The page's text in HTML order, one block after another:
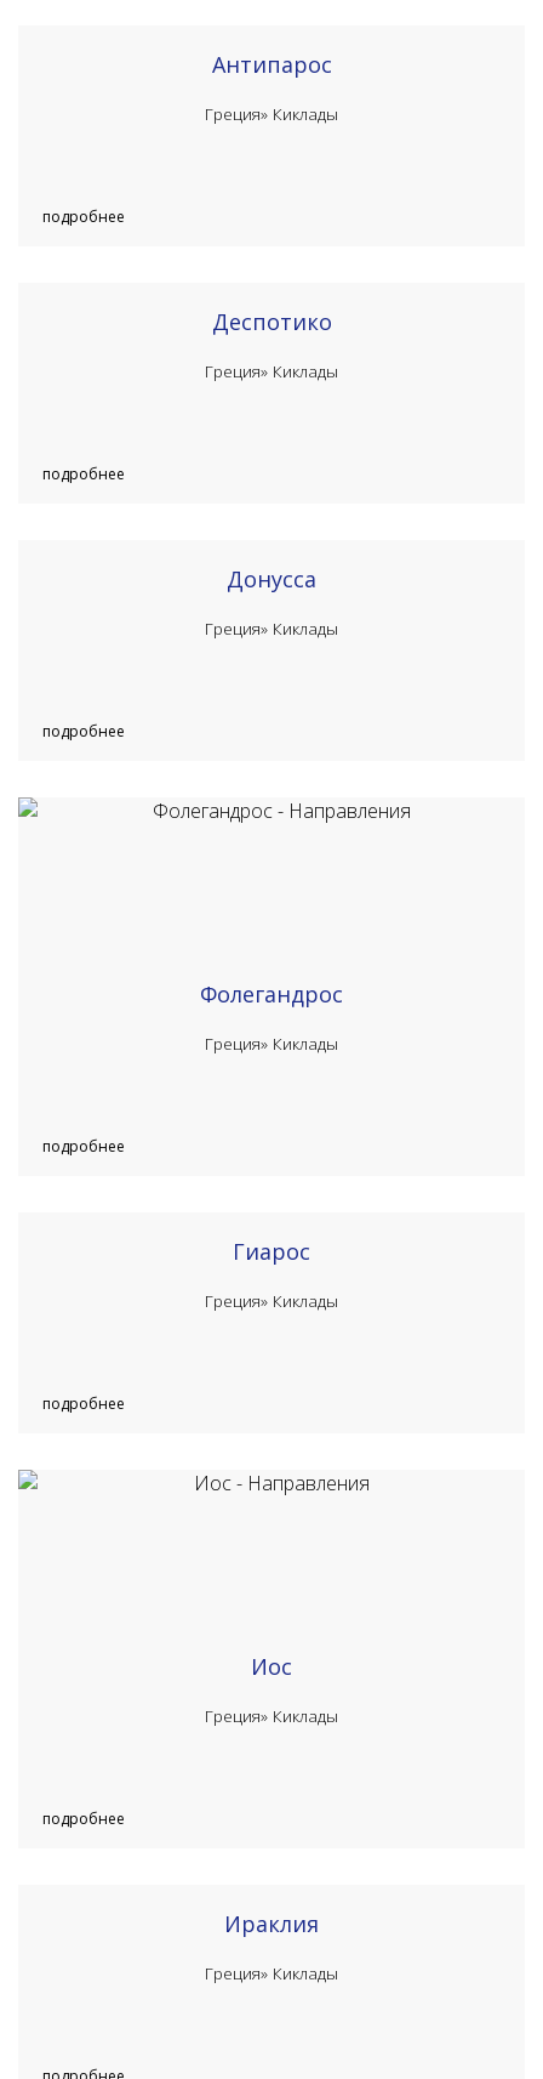
Антипарос
Греция» Киклады
подробнее
Деспотико
Греция» Киклады
подробнее
Донусса
Греция» Киклады
подробнее
Фолегандрос
Греция» Киклады
подробнее
Гиарос
Греция» Киклады
подробнее
Иос
Греция» Киклады
подробнее
Ираклия
Греция» Киклады